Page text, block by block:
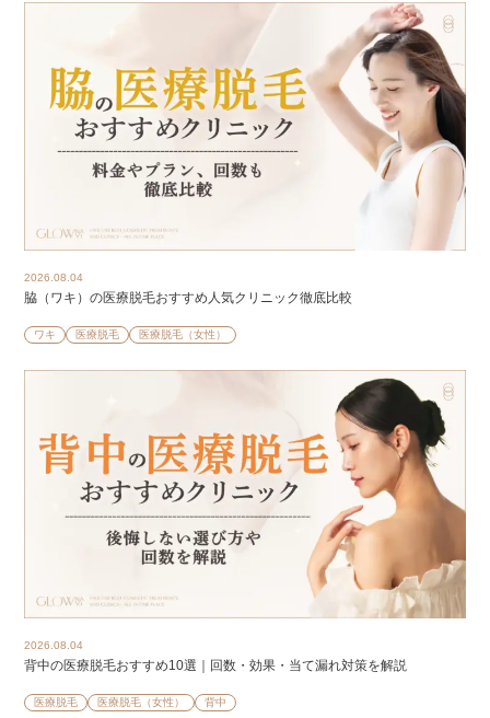
2026.08.04
脇（ワキ）の医療脱毛おすすめ人気クリニック徹底比較
ワキ 医療脱毛 医療脱毛（女性）
2026.08.04
背中の医療脱毛おすすめ10選｜回数・効果・当て漏れ対策を解説
医療脱毛 医療脱毛（女性） 背中